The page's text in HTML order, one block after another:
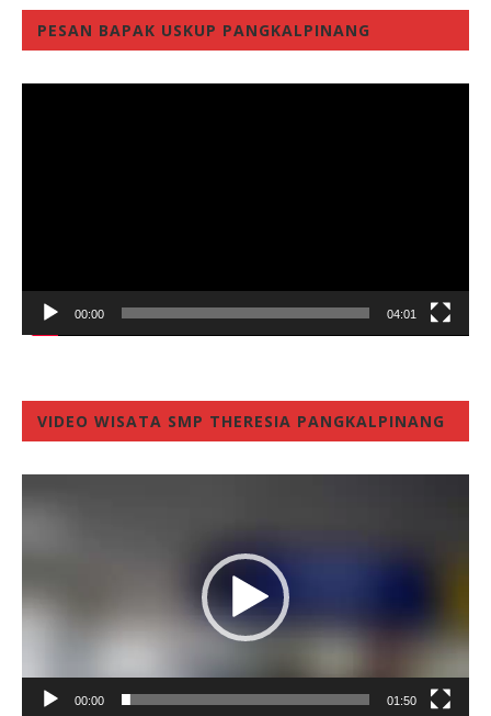
PESAN BAPAK USKUP PANGKALPINANG
00:00 04:01
VIDEO WISATA SMP THERESIA PANGKALPINANG
00:00 01:50